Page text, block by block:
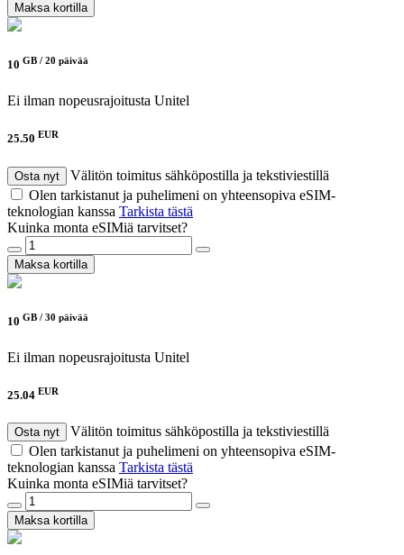
Maksa kortilla
10 GB / 20 päivää
Ei ilman nopeusrajoitusta Unitel
25.50 EUR
Osta nyt
Välitön toimitus sähköpostilla ja tekstiviestillä
Olen tarkistanut ja puhelimeni on yhteensopiva eSIM-
teknologian kanssa Tarkista tästä
Kuinka monta eSIMiä tarvitset?
Maksa kortilla
10 GB / 30 päivää
Ei ilman nopeusrajoitusta Unitel
25.04 EUR
Osta nyt
Välitön toimitus sähköpostilla ja tekstiviestillä
Olen tarkistanut ja puhelimeni on yhteensopiva eSIM-
teknologian kanssa Tarkista tästä
Kuinka monta eSIMiä tarvitset?
Maksa kortilla